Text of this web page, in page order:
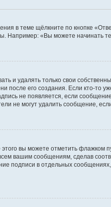
в теме щёлкните по кнопке
Например: «Вы можете начинать
и удалять только свои
после его создания. Если кто-то
не появляется, если
не могут удалить сообщение,
вы можете отметить флажком
вашим сообщениям, сделав
подписи в отдельных